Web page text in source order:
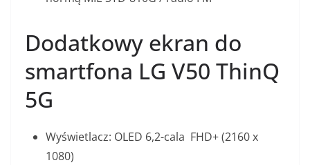
Dodatkowy ekran do
smartfona LG V50 ThinQ
5G
Wyświetlacz: OLED 6,2-cala FHD+ (2160 x
1080)